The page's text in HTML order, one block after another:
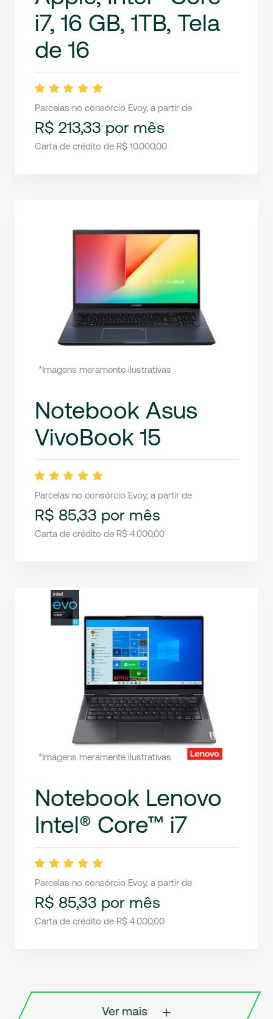
i7, 16 GB, 1TB, Tela
de 16
Parcelas no consórcio Evoy, a partir de
R$ 213,33 por mês
Carta de crédito de R$ 10.000,00
*Imagens meramente ilustrativas
Notebook Asus
VivoBook 15
Parcelas no consórcio Evoy, a partir de
R$ 85,33 por mês
Carta de crédito de R$ 4.000,00
*Imagens meramente ilustrativas
Notebook Lenovo
Intel® Core™ i7
Parcelas no consórcio Evoy, a partir de
R$ 85,33 por mês
Carta de crédito de R$ 4.000,00
Ver mais